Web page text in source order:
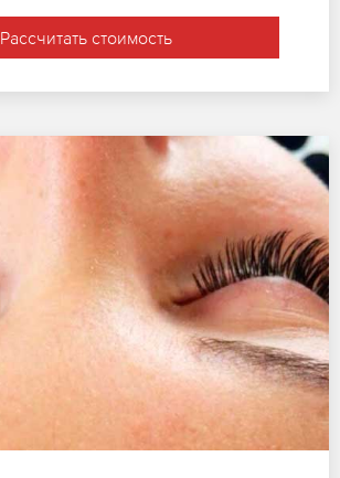
Рассчитать стоимость